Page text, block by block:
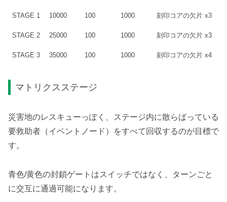
STAGE 1 10000 100 1000 刻印コアの欠片 x3
STAGE 2 25000 100 1000 刻印コアの欠片 x3
STAGE 3 35000 100 1000 刻印コアの欠片 x4
マトリクスステージ
災害地のレスキューっぽく、ステージ内に散らばっている
要救助者（イベントノード）をすべて回収するのが目標で
す。
青色/黄色の封鎖ゲートはスイッチではなく、ターンごと
に交互に通過可能になります。